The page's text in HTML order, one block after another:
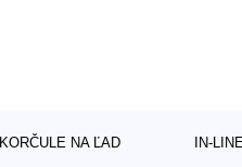
KORČULE NA ĽAD IN-